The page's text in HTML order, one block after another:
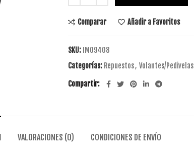
Comparar Añadir a Favoritos
SKU: IM09408
Categorías: Repuestos, Volantes/Pedivelas
Compartir
VALORACIONES (0) CONDICIONES DE ENVÍO